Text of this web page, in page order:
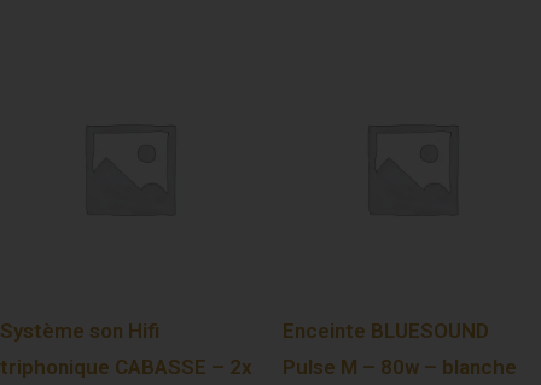
Système son Hifi
triphonique CABASSE – 2x
Enceinte BLUESOUND
Pulse M – 80w – blanche